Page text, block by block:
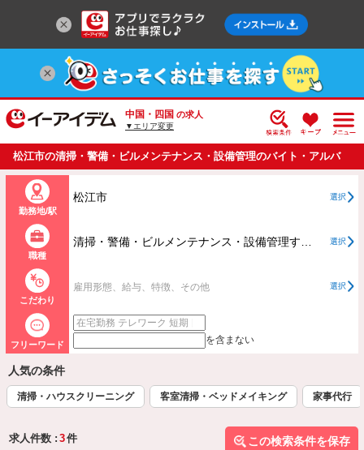
中国・四国 の求人
▼エリア変更
松江市の清掃・警備・ビルメンテナンス・設備管理のバイト・アルバ
イト・パートの求人情報一覧
勤務地/駅
松江市 選択
職種
選択
こだわり
雇用形態、給与、特徴、その他 選択
フリーワード を含まない
人気の条件
清掃・ハウスクリーニング 客室清掃・ベッドメイキング 家事代行
求人件数 : 3件
この検索条件を保存